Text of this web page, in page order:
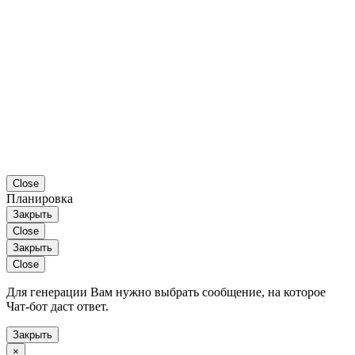
Close
Планировка
Закрыть
Close
Закрыть
Close
Для генерации Вам нужно выбрать сообщение, на которое
Чат-бот даст ответ.
Закрыть
×